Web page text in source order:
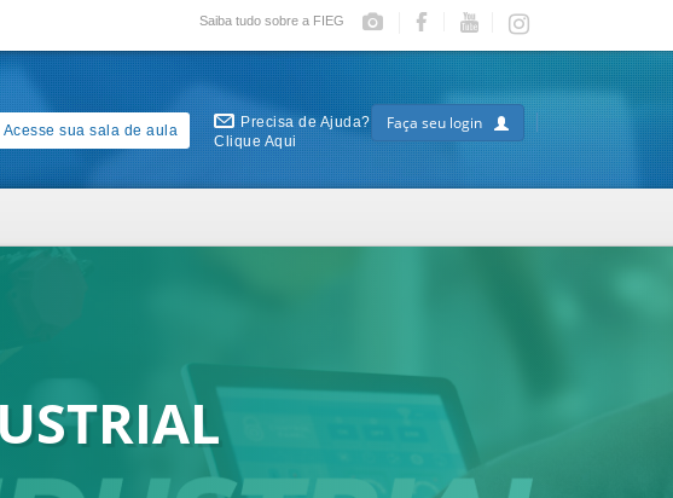
Saiba tudo sobre a FIEG
Acesse sua sala de aula
Precisa de Ajuda?
Clique Aqui
Faça seu login